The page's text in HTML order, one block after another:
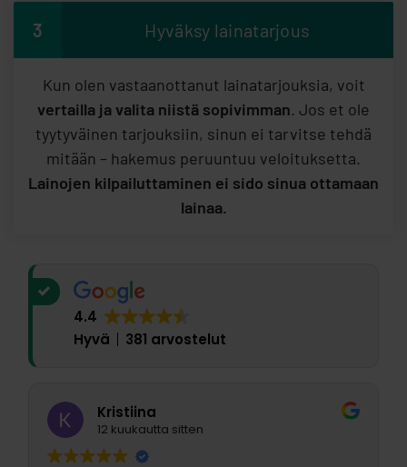
3 Hyväksy lainatarjous
Kun olen vastaanottanut lainatarjouksia, voit
vertailla ja valita niistä sopivimman. Jos et ole
tyytyväinen tarjouksiin, sinun ei tarvitse tehdä
mitään – hakemus peruuntuu veloituksetta.
Lainojen kilpailuttaminen ei sido sinua ottamaan
lainaa.
4.4
Hyvä
381 arvostelut
Kristiina
12 kuukautta sitten